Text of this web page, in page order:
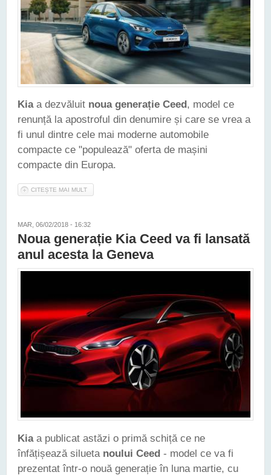
Kiaa dezvăluit noua generație Ceed , model ce
renunță la apostroful din denumire și care se vrea a
fi unul dintre cele mai moderne automobile
compacte ce "populează" oferta de mașini
compacte din Europa.
CITEȘTE MAI MULT
MAR, 06/02/2018 - 16:32
Noua generație Kia Ceed va fi lansată
anul acesta la Geneva
Kiaa publicat astăzi o primă schiță ce ne
înfățișează silueta noului Ceed - model ce va fi
prezentat într-o nouă generație în luna martie, cu